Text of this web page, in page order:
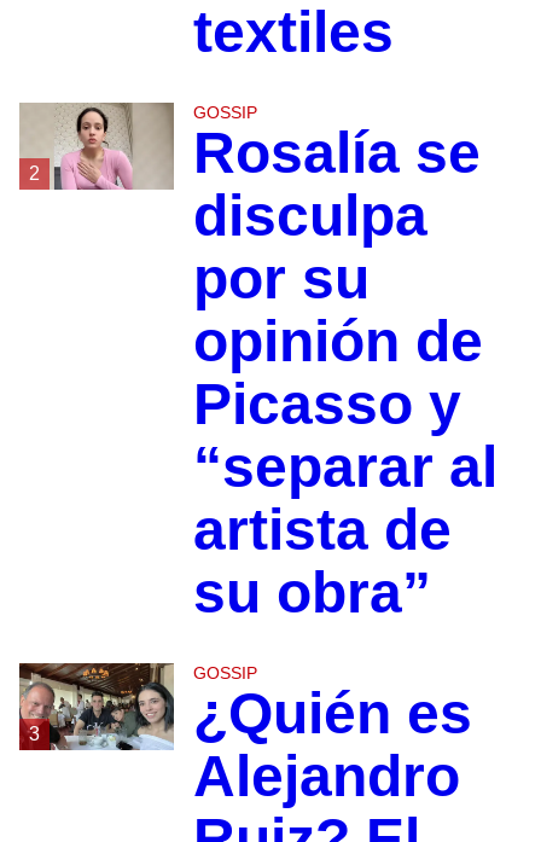
textiles
2
GOSSIP
Rosalía se
disculpa
por su
opinión de
Picasso y
“separar al
artista de
su obra”
3
GOSSIP
¿Quién es
Alejandro